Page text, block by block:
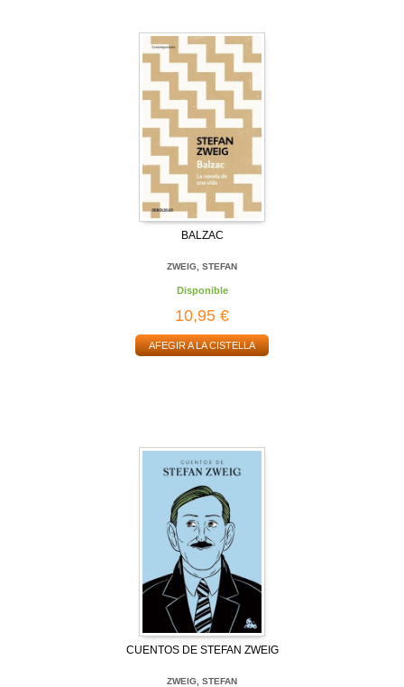
BALZAC
ZWEIG, STEFAN
Disponible
10,95 €
AFEGIR A LA CISTELLA
CUENTOS DE STEFAN ZWEIG
ZWEIG, STEFAN